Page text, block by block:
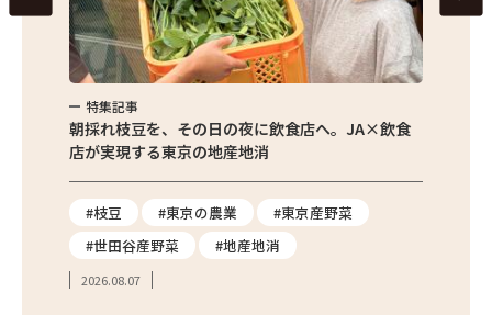
大多摩ハムのMATOIプレミアム TOKYO X桜燻ハム6品詰合せ
風の散歩道 レモンケーキ
ゆずりは工房の東京産ジャムセット！
特集記事
朝採れ枝豆を、その日の夜に飲食店へ。JA×飲食
店が実現する東京の地産地消
#枝豆 #東京の農業
#東京産野菜
#世田谷産野菜
#地産地消
2026.08.07